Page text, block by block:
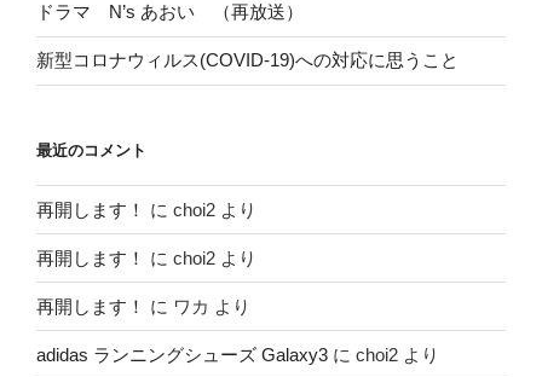
ドラマ N’s あおい （再放送）
新型コロナウィルス(COVID-19)への対応に思うこと
最近のコメント
再開します！ に choi2 より
再開します！ に choi2 より
再開します！ に ワカ より
adidas ランニングシューズ Galaxy3 に choi2 より